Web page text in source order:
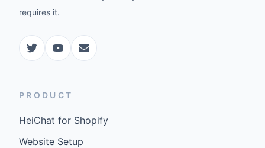
requires it.
PRODUCT
HeiChat for Shopify
Website Setup